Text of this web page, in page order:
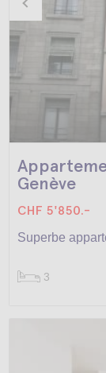
Genève
CHF 5'850.-
Superbe
3